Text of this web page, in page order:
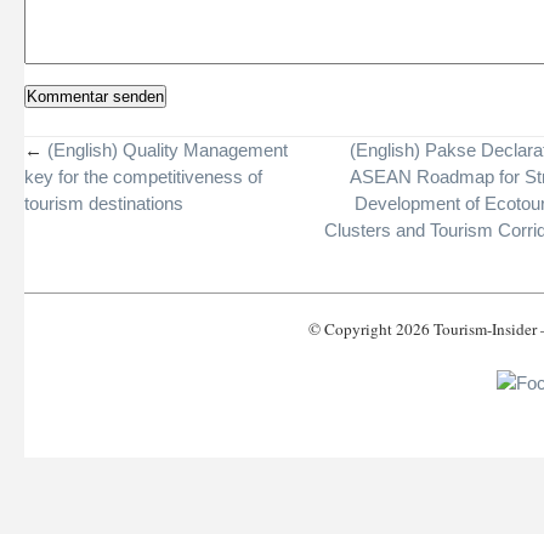
(English) Pakse
ASEAN Roadmap for
Development of
Clusters and Tourism
← (English) Quality Management
key for the competitiveness of
tourism destinations
© Copyright 2026 Tourism-